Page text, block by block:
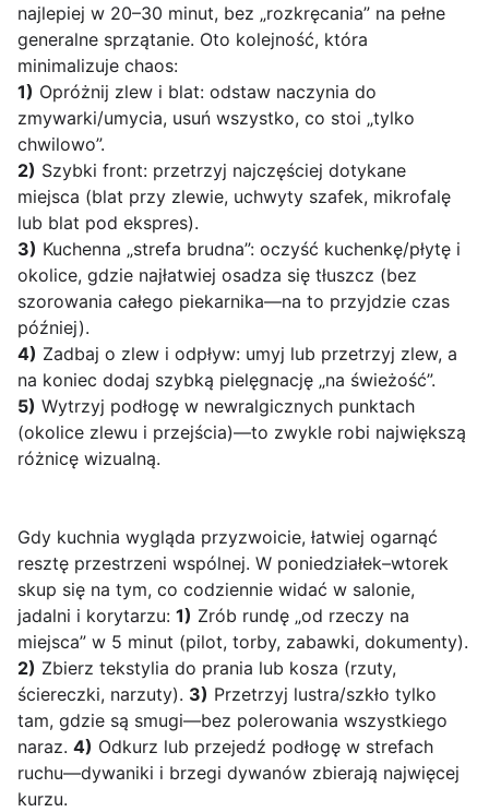
najlepiej w 20–30 minut, bez „rozkręcania” na pełne
generalne sprzątanie. Oto kolejność, która
minimalizuje chaos:
1) Opróżnij zlew i blat: odstaw naczynia do
zmywarki/umycia, usuń wszystko, co stoi „tylko
chwilowo”.
2) Szybki front: przetrzyj najczęściej dotykane
miejsca (blat przy zlewie, uchwyty szafek, mikrofalę
lub blat pod ekspres).
3) Kuchenna „strefa brudna”: oczyść kuchenkę/płytę i
okolice, gdzie najłatwiej osadza się tłuszcz (bez
szorowania całego piekarnika—na to przyjdzie czas
później).
4) Zadbaj o zlew i odpływ: umyj lub przetrzyj zlew, a
na koniec dodaj szybką pielęgnację „na świeżość”.
5) Wytrzyj podłogę w newralgicznych punktach
(okolice zlewu i przejścia)—to zwykle robi największą
różnicę wizualną.
Gdy kuchnia wygląda przyzwoicie, łatwiej ogarnąć
resztę przestrzeni wspólnej. W poniedziałek–wtorek
skup się na tym, co codziennie widać w salonie,
jadalni i korytarzu: 1) Zrób rundę „od rzeczy na
miejsca” w 5 minut (pilot, torby, zabawki, dokumenty).
2) Zbierz tekstylia do prania lub kosza (rzuty,
ściereczki, narzuty). 3) Przetrzyj lustra/szkło tylko
tam, gdzie są smugi—bez polerowania wszystkiego
naraz. 4) Odkurz lub przejedź podłogę w strefach
ruchu—dywaniki i brzegi dywanów zbierają najwięcej
kurzu.